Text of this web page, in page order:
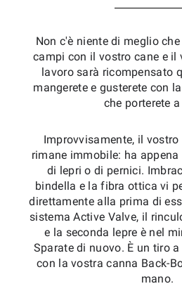
Non c'è niente di meglio
campi con il vostro cane e il
lavoro sarà ricompensato
mangerete e gusterete con
che porterete
Improvvisamente, il
rimane immobile: ha
di lepri o di pernici.
bindella e la fibra ottica vi
direttamente alla prima di
sistema Active Valve, il
e la seconda lepre è nel
Sparate di nuovo. È un tiro
con la vostra canna Back-
mano.